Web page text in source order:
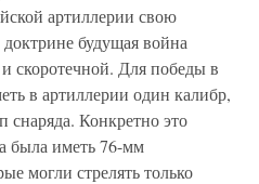
артиллерии свою
будущая война
скоротечной. Для победы в
в артиллерии один калибр,
Конкретно это
была иметь 76-мм
могли стрелять только